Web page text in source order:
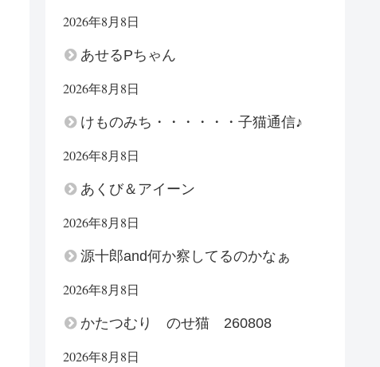
2026年8月8日
あせるPちゃん
2026年8月8日
けものみち・・・・・・子猫通信♪
2026年8月8日
あくび＆アイーン
2026年8月8日
源十郎and何か察してるのかなぁ
2026年8月8日
かたつむり のせ猫 260808
2026年8月8日